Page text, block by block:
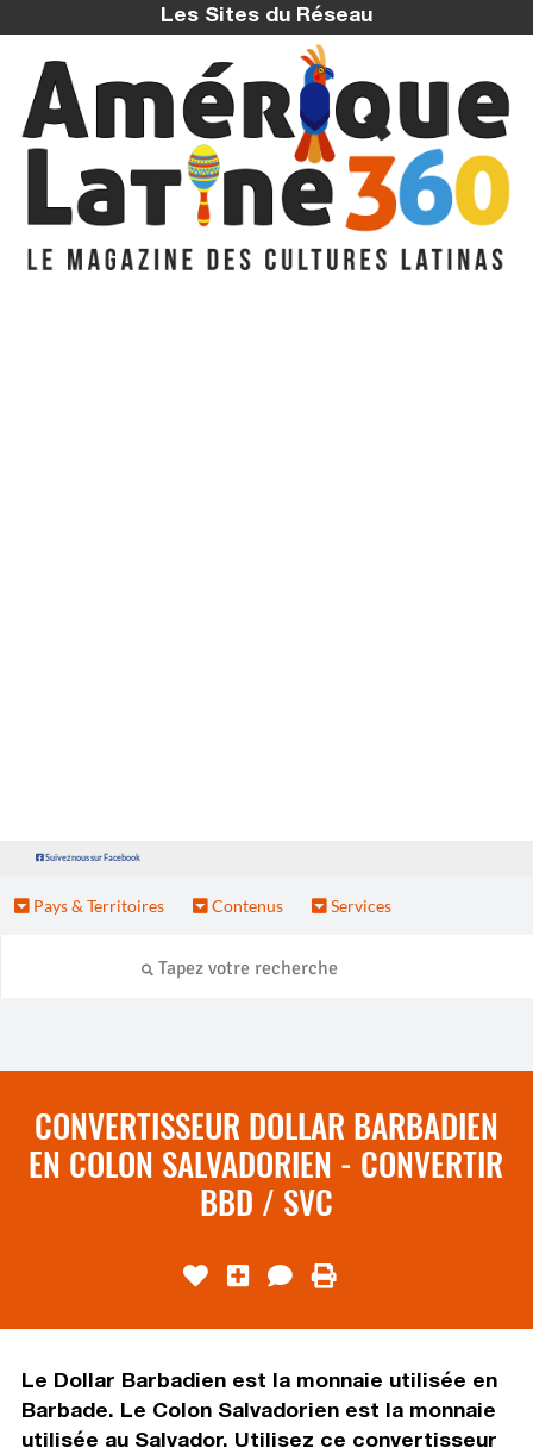
Les Sites du Réseau
Suivez nous sur Facebook
Pays & Territoires Contenus Services
CONVERTISSEUR DOLLAR BARBADIEN
EN COLON SALVADORIEN - CONVERTIR
BBD / SVC
Le Dollar Barbadien est la monnaie utilisée en
Barbade. Le Colon Salvadorien est la monnaie
utilisée au Salvador. Utilisez ce convertisseur